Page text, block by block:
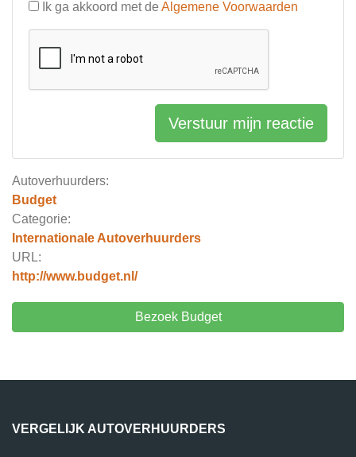
Autoverhuurders:
Budget
Categorie:
Internationale Autoverhuurders
URL:
http://www.budget.nl/
Bezoek Budget
Ik ga akkoord met de Algemene Voorwaarden
Verstuur mijn reactie
VERGELIJK AUTOVERHUURDERS